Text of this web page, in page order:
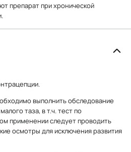
препарат при хронической
выполнить обследование
таза, в т.ч. тест по
применении следует проводить
осмотры для исключения развития